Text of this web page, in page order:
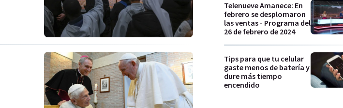
Telenueve Amanece: En
febrero se desplomaron
las ventas - Programa del
26 de febrero de 2024
Tips para que tu celular
gaste menos de batería y
dure más tiempo
encendido